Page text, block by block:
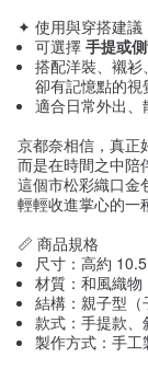
✦ 使用與穿搭建議
可選擇手提或
搭配洋裝、襯
卻有記憶點的視
適合日常外出
京都奈相信，真正
而是在時間之中陪
這個市松彩織口金
輕輕收進掌心的一
📏 商品規格
尺寸：高約
材質：和風織物
結構：親子型
款式：手提款、
製作方式：手工